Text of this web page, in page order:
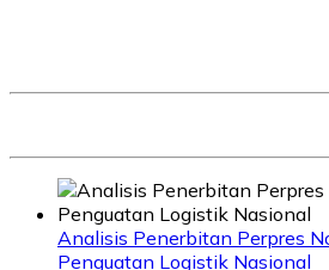
Analisis Penerbitan Perpres
Penguatan Logistik Nasional